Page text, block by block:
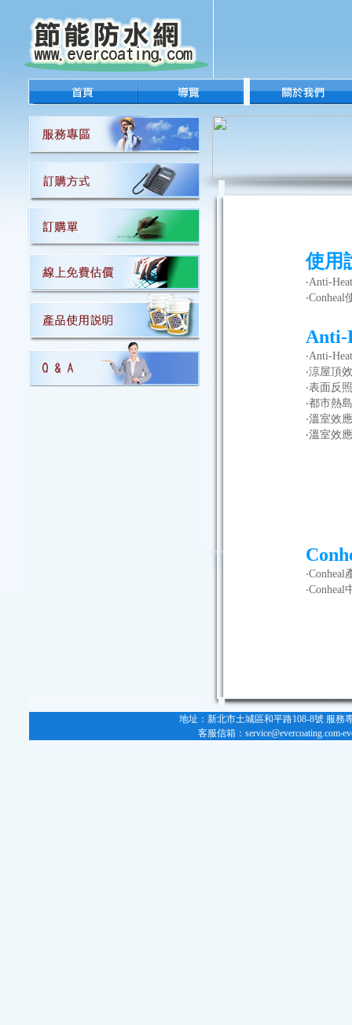
使用
‧Anti-
‧Conheal
Anti-
‧Anti-
‧涼屋頂
‧表面反
‧都市熱
‧溫室效
‧溫室效應
‧Conheal
‧Conheal
地址： 新北市土城區和平路108-8號 服務
客服信箱： service@evercoating.com‧